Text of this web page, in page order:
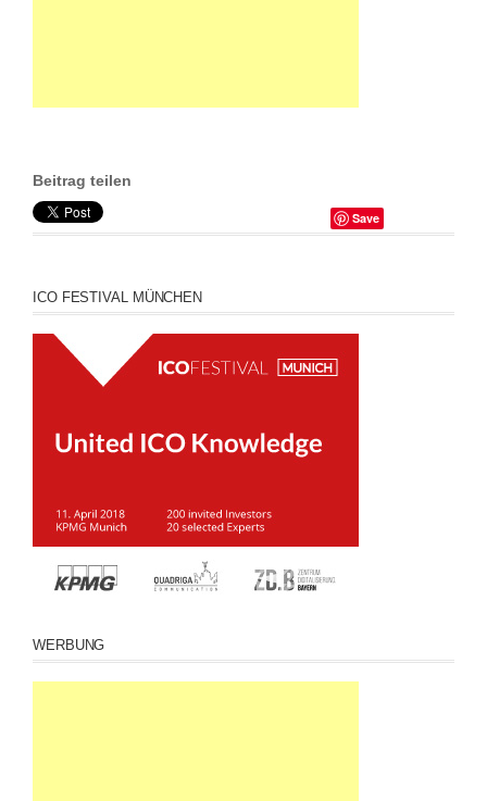
Beitrag teilen
Save
ICO FESTIVAL MÜNCHEN
WERBUNG